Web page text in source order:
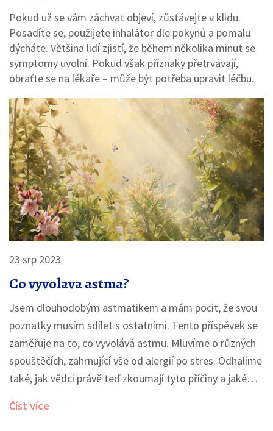
Pokud už se vám záchvat objeví, zůstávejte v klidu.
Posadíte se, použijete inhalátor dle pokynů a pomalu
dýcháte. Většina lidí zjistí, že během několika minut se
symptomy uvolní. Pokud však příznaky přetrvávají,
obraťte se na lékaře – může být potřeba upravit léčbu.
23 srp 2023
Co vyvolava astma?
Jsem dlouhodobým astmatikem a mám pocit, že svou
poznatky musím sdílet s ostatními. Tento příspěvek se
zaměřuje na to, co vyvolává astmu. Mluvíme o různých
spouštěčích, zahrnující vše od alergií po stres. Odhalíme
také, jak vědci právě teď zkoumají tyto příčiny a jaké
že tato sdílení přispějí k lepšímu pochopení a léčení
Číst více